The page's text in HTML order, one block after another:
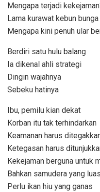
Mengapa terjadi
Lama kurawat kebun bunga
Mengapa kini penuh ular
Berdiri satu hulu balang
Ia dikenal ahli strategi
Dingin wajahnya
Sebeku hatinya
Ibu, pemilu kian dekat
Korban itu tak terhindarkan
Keamanan harus
Ketegasan harus
Kekejaman berguna untuk
Bahkan samudera yang luas
Perlu ikan hiu yang ganas